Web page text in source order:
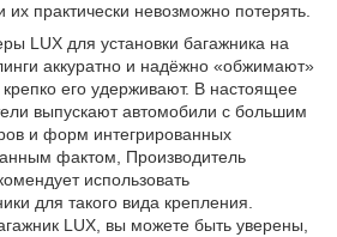
практически невозможно потерять.
LUX для установки багажника на
аккуратно и надёжно «обжимают»
его удерживают. В настоящее
выпускают автомобили с большим
и форм интегрированных
фактом, Производитель
использовать
для такого вида крепления.
LUX, вы можете быть уверены,